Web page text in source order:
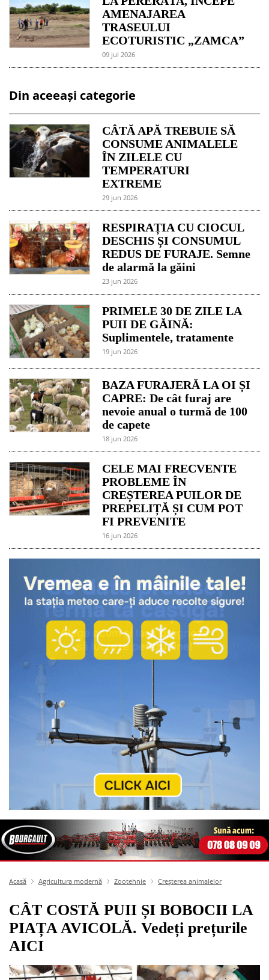
AMENAJAREA
TRASEULUI
ECOTURISTIC „ZAMCA”
09 jul 2026
Din aceeași categorie
CÂTĂ APĂ TREBUIE SĂ
CONSUME ANIMALELE
ÎN ZILELE CU
TEMPERATURI
EXTREME
29 jun 2026
RESPIRAȚIA CU CIOCUL
DESCHIS ȘI CONSUMUL
REDUS DE FURAJE. Semne
de alarmă la găini
23 jun 2026
PRIMELE 30 DE ZILE LA
PUII DE GĂINĂ:
Suplimentele, tratamente
19 jun 2026
BAZA FURAJERĂ LA OI ȘI
CAPRE: De cât furaj are
nevoie anual o turmă de 100
de capete
18 jun 2026
CELE MAI FRECVENTE
PROBLEME ÎN
CREȘTEREA PUILOR DE
PREPELIȚĂ ȘI CUM POT
FI PREVENITE
16 jun 2026
Acasă Agricultura modernă Zootehnie Creșterea animalelor
CÂT COSTĂ PUII ȘI BOBOCII LA
PIAȚA AVICOLĂ. Vedeți prețurile
AICI